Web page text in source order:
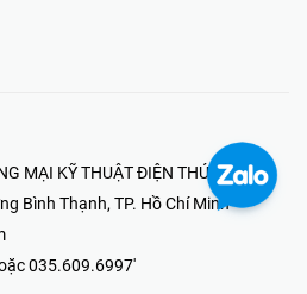
MẠI KỸ THUẬT ĐIỆN THÚY NHI
Bình Thạnh, TP. Hồ Chí Minh
035.609.6997'